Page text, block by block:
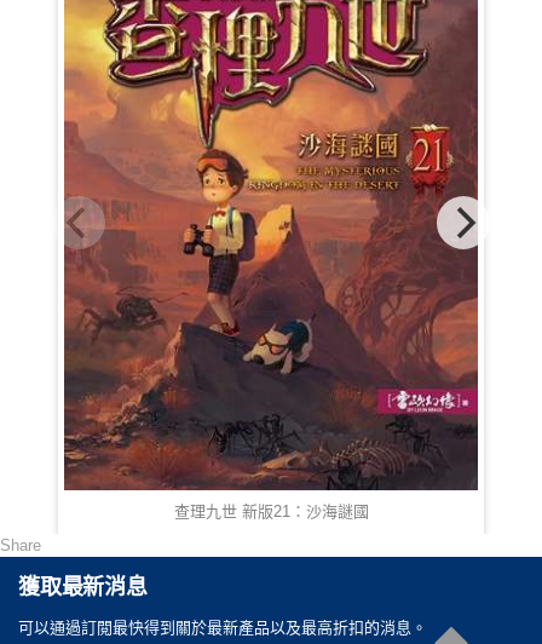
查理九世 新版21：沙海謎國
HKD 78.00
Share
獲取最新消息
可以通過訂閲最快得到關於最新產品以及最高折扣的消息。